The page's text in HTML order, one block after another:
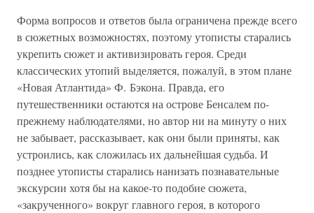
Форма вопросов и ответов была ограничена прежде всего
в сюжетных возможностях, поэтому утописты старались
укрепить сюжет и активизировать героя. Среди
классических утопий выделяется, пожалуй, в этом плане
«Новая Атлантида» Ф. Бэкона. Правда, его
путешественники остаются на острове Бенсалем по-
прежнему наблюдателями, но автор ни на минуту о них
не забывает, рассказывает, как они были приняты, как
устроились, как сложилась их дальнейшая судьба. И
позднее утописты старались нанизать познавательные
экскурсии хотя бы на какое-то подобие сюжета,
«закрученного» вокруг главного героя, в которого